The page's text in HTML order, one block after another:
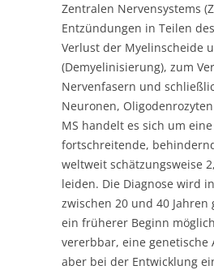
Zentralen Nervensystems
Entzündungen in Teilen
Verlust der Myelinscheide
(Demyelinisierung), zum
Nervenfasern und
Neuronen,
MS handelt es sich um
fortschreitende,
weltweit schätzungsweise
leiden. Die Diagnose wird
zwischen 20 und 40
ein früherer Beginn
vererbbar, eine genetische
aber bei der Entwicklung